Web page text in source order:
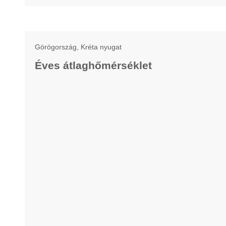
Görögország, Kréta nyugat
Éves átlaghőmérséklet